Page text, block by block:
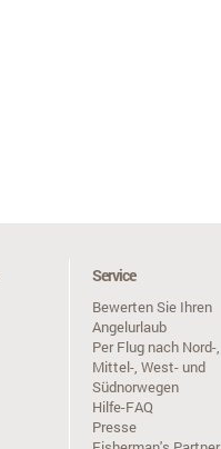
Service
Bewerten Sie Ihren
Angelurlaub
Per Flug nach Nord-,
Mittel-, West- und
Südnorwegen
Hilfe-FAQ
Presse